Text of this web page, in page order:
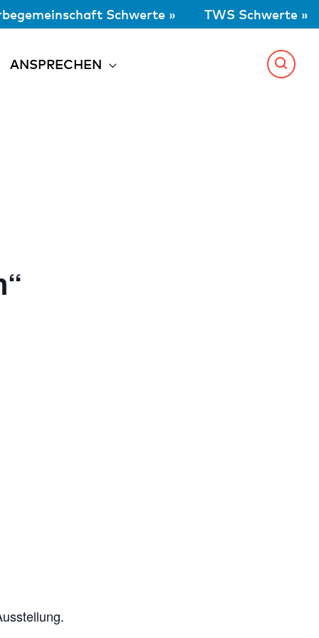
Schwerte » TWS Schwerte »
ANSPRECHEN